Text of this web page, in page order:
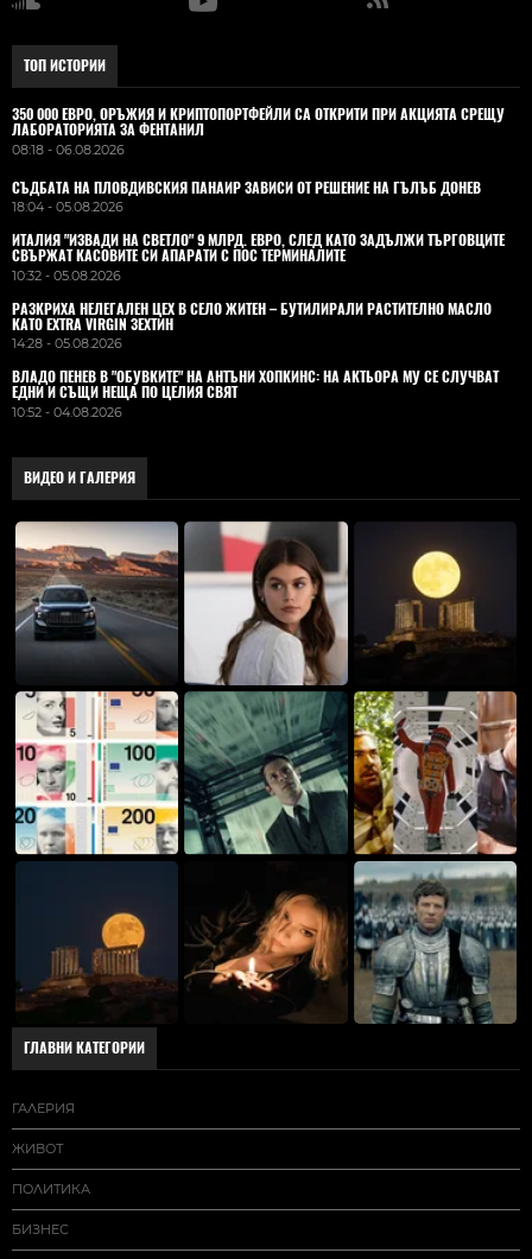
ТОП ИСТОРИИ
350 000 ЕВРО, ОРЪЖИЯ И КРИПТОПОРТФЕЙЛИ СА ОТКРИТИ ПРИ АКЦИЯТА СРЕЩУ
ЛАБОРАТОРИЯТА ЗА ФЕНТАНИЛ
08:18 - 06.08.2026
СЪДБАТА НА ПЛОВДИВСКИЯ ПАНАИР ЗАВИСИ ОТ РЕШЕНИЕ НА ГЪЛЪБ ДОНЕВ
18:04 - 05.08.2026
ИТАЛИЯ "ИЗВАДИ НА СВЕТЛО" 9 МЛРД. ЕВРО, СЛЕД КАТО ЗАДЪЛЖИ ТЪРГОВЦИТЕ
СВЪРЖАТ КАСОВИТЕ СИ АПАРАТИ С ПОС ТЕРМИНАЛИТЕ
10:32 - 05.08.2026
РАЗКРИХА НЕЛЕГАЛЕН ЦЕХ В СЕЛО ЖИТЕН – БУТИЛИРАЛИ РАСТИТЕЛНО МАСЛО
КАТО EXTRA VIRGIN ЗЕХТИН
14:28 - 05.08.2026
ВЛАДO ПЕНЕВ В "ОБУВКИТЕ" НА АНТЪНИ ХОПКИНС: НА АКТЬОРА МУ СЕ СЛУЧВАТ
ЕДНИ И СЪЩИ НЕЩА ПО ЦЕЛИЯ СВЯТ
10:52 - 04.08.2026
ВИДЕО И ГАЛЕРИЯ
ГЛАВНИ КАТЕГОРИИ
ГАЛЕРИЯ
ЖИВОТ
ПОЛИТИКА
БИЗНЕС